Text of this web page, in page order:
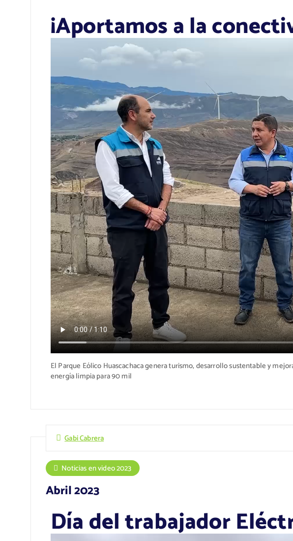
¡Aportamos a la
El Parque Eólico Huascachaca genera turismo, desarrollo sustentable y
energía limpia para 90 mil
Gabi Cabrera
Noticias en video 2023
Abril 2023
Día del trabajador